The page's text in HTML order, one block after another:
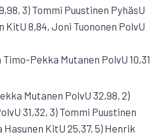
3) Tommi Puustinen PyhäsU
KitU 8,84, Joni Tuononen PolvU
Pekka Mutanen PolvU 10,31
Mutanen PolvU 32,98, 2)
31,32, 3) Tommi Puustinen
Hasunen KitU 25,37, 5) Henrik